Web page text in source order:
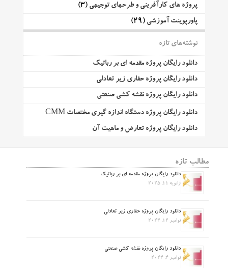
پروژه های کارآفرینی و طرحهای توجیهی (3)
پاورپوینت آموزشی (29)
نوشته‌های تازه
دانلود رایگان پروژه مقدمه ای بر رباتیک
دانلود رایگان پروژه حفاری زیر تعادلی
دانلود رایگان پروژه نقشه کشی صنعتی
دانلود رایگان پروژه دستگاه اندازه گیری مختصات CMM
دانلود رایگان پروژه تعارض و ماهیت آن
مطالب تازه
دانلود رایگان پروژه مقدمه ای بر رباتیک
ژانویه 11, 2025
دانلود رایگان پروژه حفاری زیر تعادلی
نوامبر 12, 2024
دانلود رایگان پروژه نقشه کشی صنعتی
نوامبر 4, 2024